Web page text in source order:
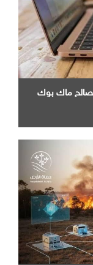
ماك بوك